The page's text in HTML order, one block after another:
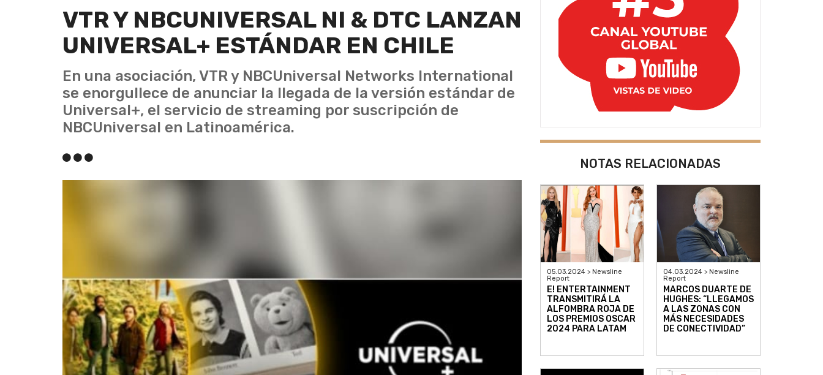
VTR Y NBCUNIVERSAL NI & DTC LANZAN
UNIVERSAL+ ESTÁNDAR EN CHILE
En una asociación, VTR y NBCUniversal Networks International
se enorgullece de anunciar la llegada de la versión estándar de
Universal+, el servicio de streaming por suscripción de
NBCUniversal en Latinoamérica.
NOTAS RELACIONADAS
05.03.2024 > Newsline
Report
E! ENTERTAINMENT
TRANSMITIRÁ LA
ALFOMBRA ROJA DE
LOS PREMIOS OSCAR
2024 PARA LATAM
04.03.2024 > Newsline
Report
MARCOS DUARTE DE
HUGHES: “LLEGAMOS
A LAS ZONAS CON
MÁS NECESIDADES
DE CONECTIVIDAD”